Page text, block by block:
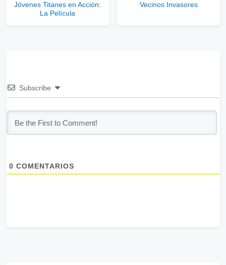
Jóvenes Titanes en Acción:
La Película
Vecinos Invasores
Subscribe
0 COMENTARIOS